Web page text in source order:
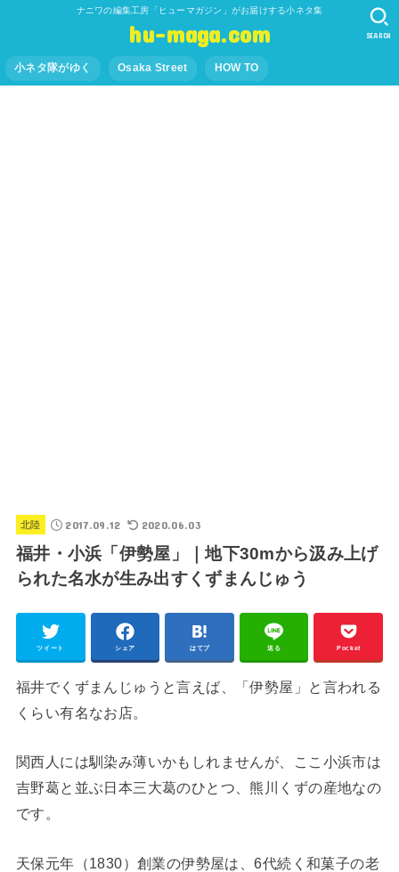
ナニワの編集工房「ヒューマガジン」がお届けする小ネタ集
hu-maga.com
小ネタ隊がゆく Osaka Street HOW TO
SEARCH
北陸 2017.09.12 2020.06.03
福井・小浜「伊勢屋」｜地下30mから汲み上げ
られた名水が生み出すくずまんじゅう
ツイート シェア はてブ 送る Pocket
福井でくずまんじゅうと言えば、「伊勢屋」と言われる
くらい有名なお店。
関西人には馴染み薄いかもしれませんが、ここ小浜市は
吉野葛と並ぶ日本三大葛のひとつ、熊川くずの産地なの
です。
天保元年（1830）創業の伊勢屋は、6代続く和菓子の老